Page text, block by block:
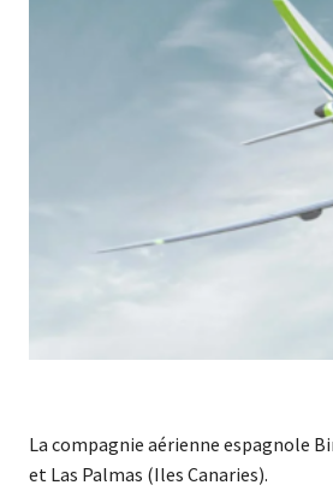
La compagnie aérienne espagnole
et Las Palmas (Iles Canaries).